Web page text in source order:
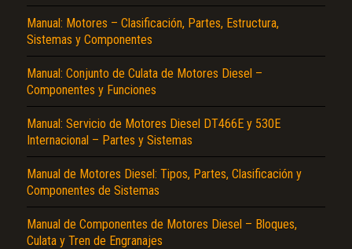
Manual: Motores – Clasificación, Partes, Estructura,
Sistemas y Componentes
Manual: Conjunto de Culata de Motores Diesel –
Componentes y Funciones
Manual: Servicio de Motores Diesel DT466E y 530E
Internacional – Partes y Sistemas
Manual de Motores Diesel: Tipos, Partes, Clasificación y
Componentes de Sistemas
Manual de Componentes de Motores Diesel – Bloques,
Culata y Tren de Engranajes
El Título es incorrecto según el contenido.
No carga o no se visualiza el contenido.
Reportar otro tipo de error...